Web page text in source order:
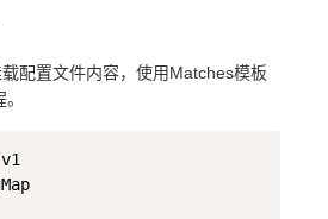
配置文件内容，使用Matches模板